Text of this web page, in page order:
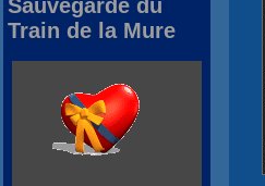
Sauvegarde du
Train de la Mure